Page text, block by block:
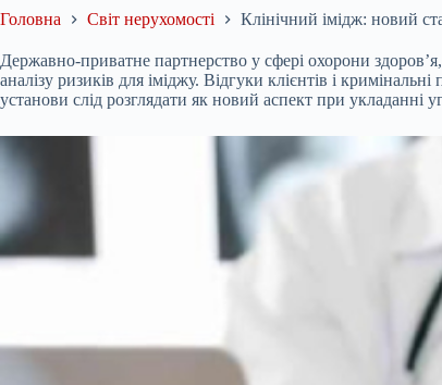
Головна Світ нерухомості Клінічний імідж: новий
Державно-приватне партнерство у сфері охорони
аналізу ризиків для іміджу. Відгуки клієнтів і
установи слід розглядати як новий аспект при укладанні